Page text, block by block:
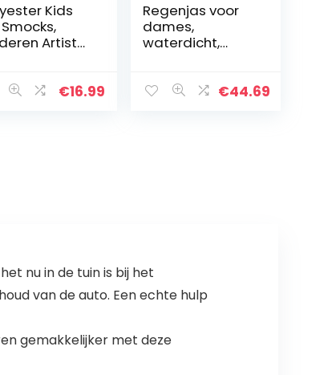
Kids
Artist
mouw
€16.99
Regenjas voor
dames,
waterdicht,
softshell jas€44.69
nu in de tuin is bij het
van de auto. Een echte hulp
gemakkelijker met deze